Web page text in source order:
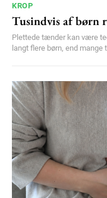
KROP
Tusindvis af børn
Plettede tænder kan være
langt flere børn, end mange